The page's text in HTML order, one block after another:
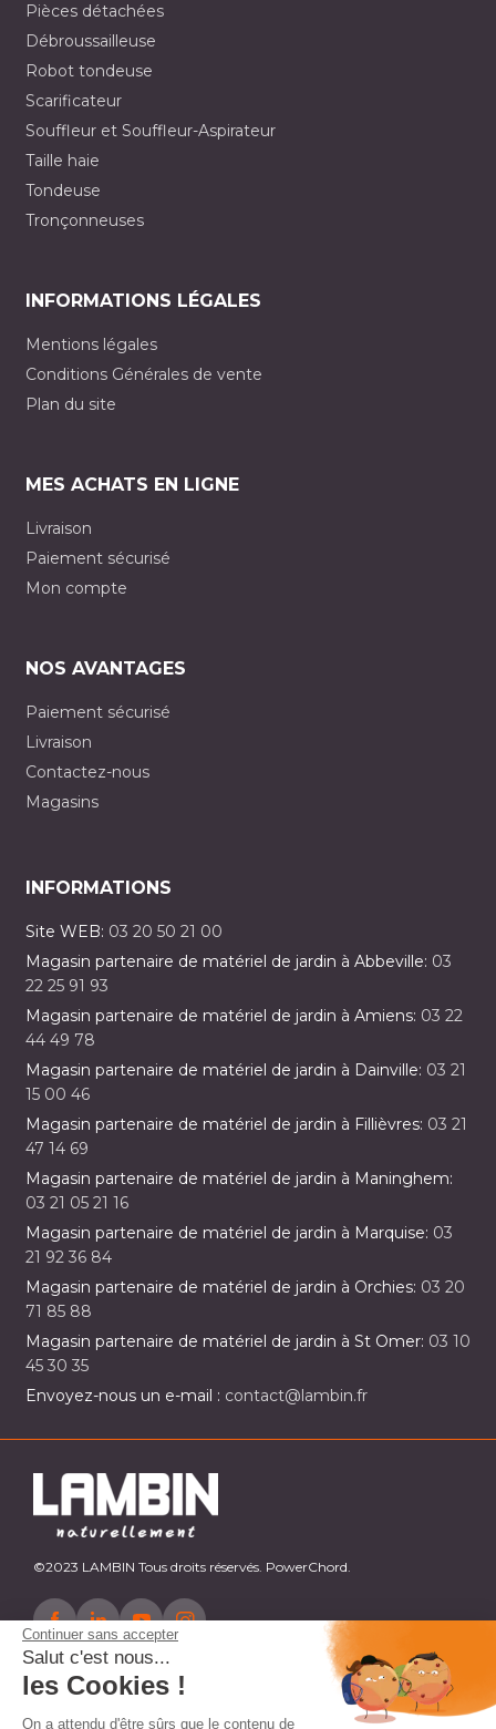
Continuer sans accepter
Salut c'est nous...
les Cookies !
On a attendu d'être sûrs que le contenu de
Pièces détachées
Débroussailleuse
Robot tondeuse
Scarificateur
Souffleur et Souffleur-Aspirateur
Taille haie
Tondeuse
Tronçonneuses
INFORMATIONS LÉGALES
Mentions légales
Conditions Générales de vente
Plan du site
MES ACHATS EN LIGNE
Livraison
Paiement sécurisé
Mon compte
NOS AVANTAGES
Paiement sécurisé
Livraison
Contactez-nous
Magasins
INFORMATIONS
Site WEB: 03 20 50 21 00
Magasin partenaire de matériel de jardin à Abbeville: 03
22 25 91 93
Magasin partenaire de matériel de jardin à Amiens: 03 22
44 49 78
Magasin partenaire de matériel de jardin à Dainville: 03 21
15 00 46
Magasin partenaire de matériel de jardin à Fillièvres: 03 21
47 14 69
Magasin partenaire de matériel de jardin à Maninghem:
03 21 05 21 16
Magasin partenaire de matériel de jardin à Marquise: 03
21 92 36 84
Magasin partenaire de matériel de jardin à Orchies: 03 20
71 85 88
Magasin partenaire de matériel de jardin à St Omer: 03 10
45 30 35
Envoyez-nous un e-mail : contact@lambin.fr
©2023 LAMBIN Tous droits réservés. PowerChord.